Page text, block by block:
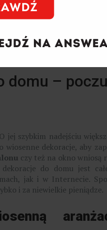
domu –
szybkim nadejściu
wiosenne dekoracje, aby
czy też na okno wniosą
do domu jest
jak i w Internecie.
i za niewielkie pieniądze.